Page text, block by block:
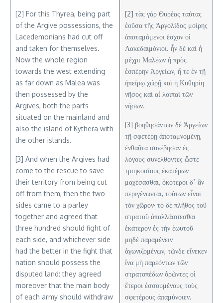
[2] For this Thyrea, being part
of the Argive possessions, the
Lacedemonians had cut off
and taken for themselves.
Now the whole region
towards the west extending
as far down as Malea was
then possessed by the
Argives, both the parts
situated on the mainland and
also the island of Kythera with
the other islands.
[3] And when the Argives had
come to the rescue to save
their territory from being cut
off from them, then the two
sides came to a parley
together and agreed that
three hundred should fight of
each side, and whichever side
had the better in the fight that
nation should possess the
disputed land: they agreed
moreover that the main body
of each army should withdraw
[2] τὰς γὰρ Θυρέας ταύτας
ἐοῦσα τῆς Ἀργολίδος μοίρης
ἀποταμόμενοι ἔσχον οἱ
Λακεδαιμόνιοι. ἦν δὲ καὶ ἡ
μέχρι Μαλέων ἡ πρὸς
ἑσπέρην Ἀργείων, ἥ τε ἐν τῇ
ἠπείρῳ χώρῇ καὶ ἡ Κυθηρίη
νῆσος καὶ αἱ λοιπαὶ τῶν
νήσων.
[3] βοηθησάντων δὲ Ἀργείων
τῇ σφετέρῃ ἀποταμνομένῃ,
ἐνθαῦτα συνέβησαν ἐς
λόγους συνελθόντες ὥστε
τριηκοσίους ἑκατέρων
μαχέσασθαι, ὁκότεροι δ᾽ ἂν
περιγένωνται, τούτων εἶναι
τὸν χῶρον· τὸ δὲ πλῆθος τοῦ
στρατοῦ ἀπαλλάσσεσθαι
ἑκάτερον ἐς τὴν ἑωυτοῦ
μηδὲ παραμένειν
ἀγωνιζομένων, τῶνδε εἵνεκεν
ἵνα μὴ παρεόντων τῶν
στρατοπέδων ὁρῶντες οἱ
ἕτεροι ἑσσουμένους τοὺς
σφετέρους ἀπαμύνοιεν.